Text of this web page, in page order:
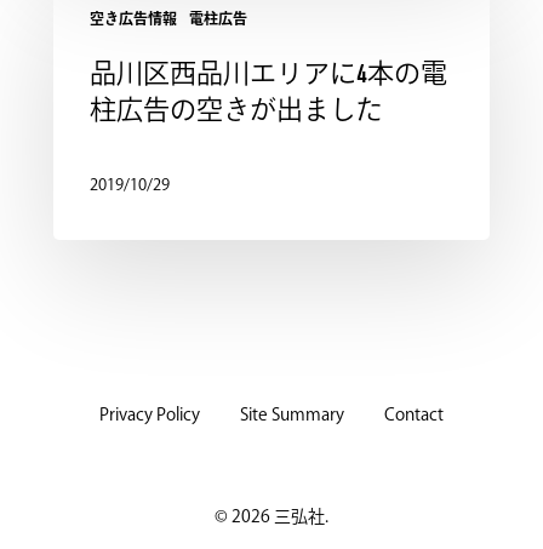
空き広告情報 電柱広告
品川区西品川エリアに4本の電
柱広告の空きが出ました
2019/10/29
Privacy Policy Site Summary Contact
© 2026 三弘社.